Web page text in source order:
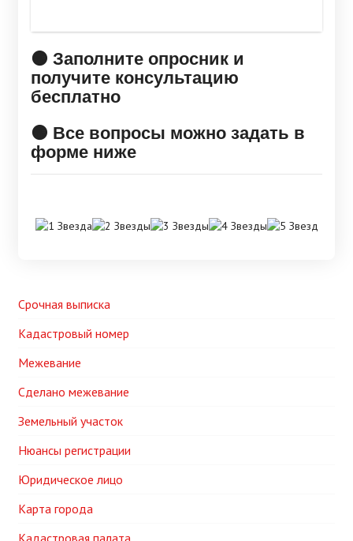
🟠 Заполните опросник и
получите консультацию
бесплатно
🟠 Все вопросы можно задать в
форме ниже
Срочная выписка
Кадастровый номер
Межевание
Сделано межевание
Земельный участок
Нюансы регистрации
Юридическое лицо
Карта города
Кадастровая палата